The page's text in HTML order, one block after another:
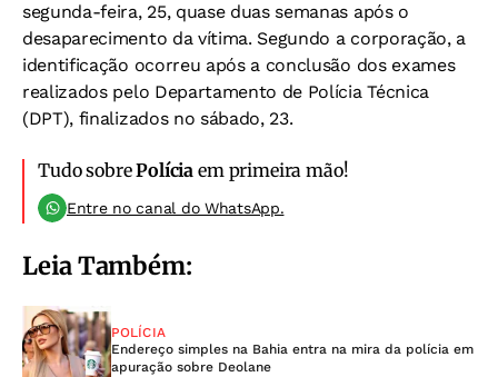
segunda-feira, 25, quase duas semanas após o
desaparecimento da vítima. Segundo a corporação, a
identificação ocorreu após a conclusão dos exames
realizados pelo Departamento de Polícia Técnica
(DPT), finalizados no sábado, 23.
Tudo sobrePolícia em primeira mão!
Entre no canal do WhatsApp.
Leia Também:
POLÍCIA
Endereço simples na Bahia entra na mira da polícia em
apuração sobre Deolane